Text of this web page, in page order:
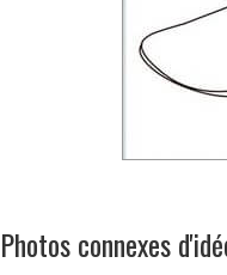
Photos connexes